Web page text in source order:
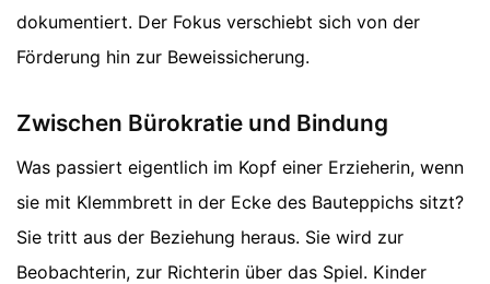
dokumentiert. Der Fokus verschiebt sich von der
Förderung hin zur Beweissicherung.
Zwischen Bürokratie und Bindung
Was passiert eigentlich im Kopf einer Erzieherin, wenn
sie mit Klemmbrett in der Ecke des Bauteppichs sitzt?
Sie tritt aus der Beziehung heraus. Sie wird zur
Beobachterin, zur Richterin über das Spiel. Kinder